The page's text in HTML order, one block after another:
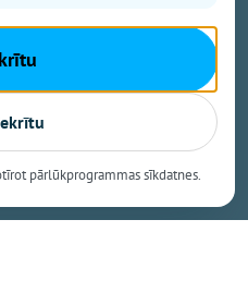
savlaicīgi!
pārlūkprogrammas sīkdatnes.